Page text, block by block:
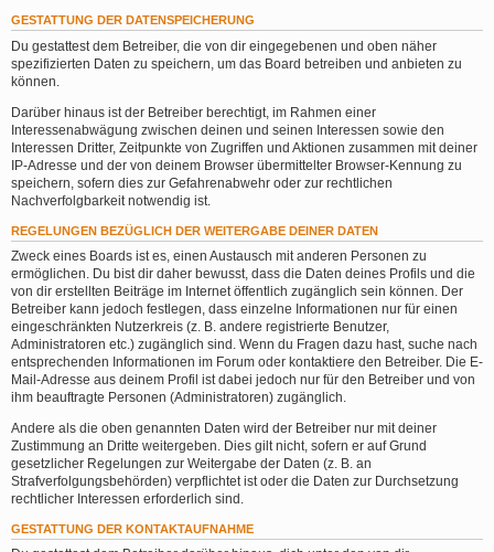
GESTATTUNG DER DATENSPEICHERUNG
Du gestattest dem Betreiber, die von dir eingegebenen und oben näher
spezifizierten Daten zu speichern, um das Board betreiben und anbieten zu
können.
Darüber hinaus ist der Betreiber berechtigt, im Rahmen einer
Interessenabwägung zwischen deinen und seinen Interessen sowie den
Interessen Dritter, Zeitpunkte von Zugriffen und Aktionen zusammen mit deiner
IP-Adresse und der von deinem Browser übermittelter Browser-Kennung zu
speichern, sofern dies zur Gefahrenabwehr oder zur rechtlichen
Nachverfolgbarkeit notwendig ist.
REGELUNGEN BEZÜGLICH DER WEITERGABE DEINER DATEN
Zweck eines Boards ist es, einen Austausch mit anderen Personen zu
ermöglichen. Du bist dir daher bewusst, dass die Daten deines Profils und die
von dir erstellten Beiträge im Internet öffentlich zugänglich sein können. Der
Betreiber kann jedoch festlegen, dass einzelne Informationen nur für einen
eingeschränkten Nutzerkreis (z. B. andere registrierte Benutzer,
Administratoren etc.) zugänglich sind. Wenn du Fragen dazu hast, suche nach
entsprechenden Informationen im Forum oder kontaktiere den Betreiber. Die E-
Mail-Adresse aus deinem Profil ist dabei jedoch nur für den Betreiber und von
ihm beauftragte Personen (Administratoren) zugänglich.
Andere als die oben genannten Daten wird der Betreiber nur mit deiner
Zustimmung an Dritte weitergeben. Dies gilt nicht, sofern er auf Grund
gesetzlicher Regelungen zur Weitergabe der Daten (z. B. an
Strafverfolgungsbehörden) verpflichtet ist oder die Daten zur Durchsetzung
rechtlicher Interessen erforderlich sind.
GESTATTUNG DER KONTAKTAUFNAHME